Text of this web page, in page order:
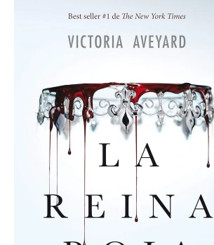
falta de conocimientos y la ausencia de